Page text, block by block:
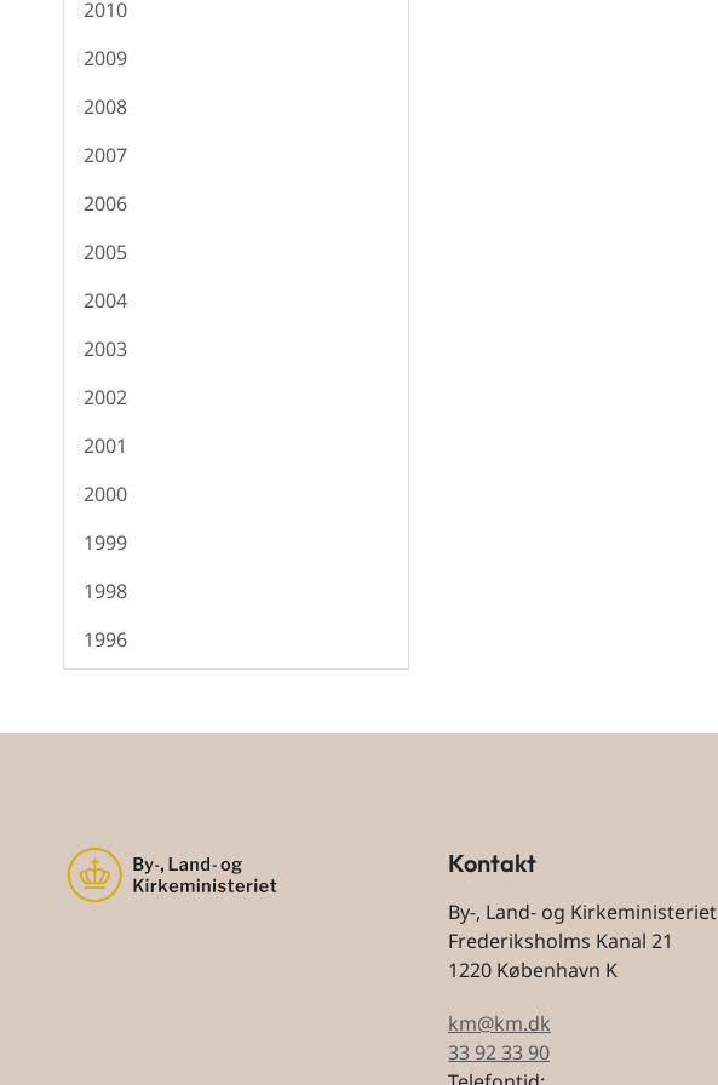
2010
2009
2008
2007
2006
2005
2004
2003
2002
2001
2000
1999
1998
1996
Kontakt
By-, Land- og Kirkeministeriet
Frederiksholms Kanal 21
1220 København K
km@km.dk
33 92 33 90